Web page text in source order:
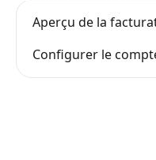
Aperçu de la
Configurer le